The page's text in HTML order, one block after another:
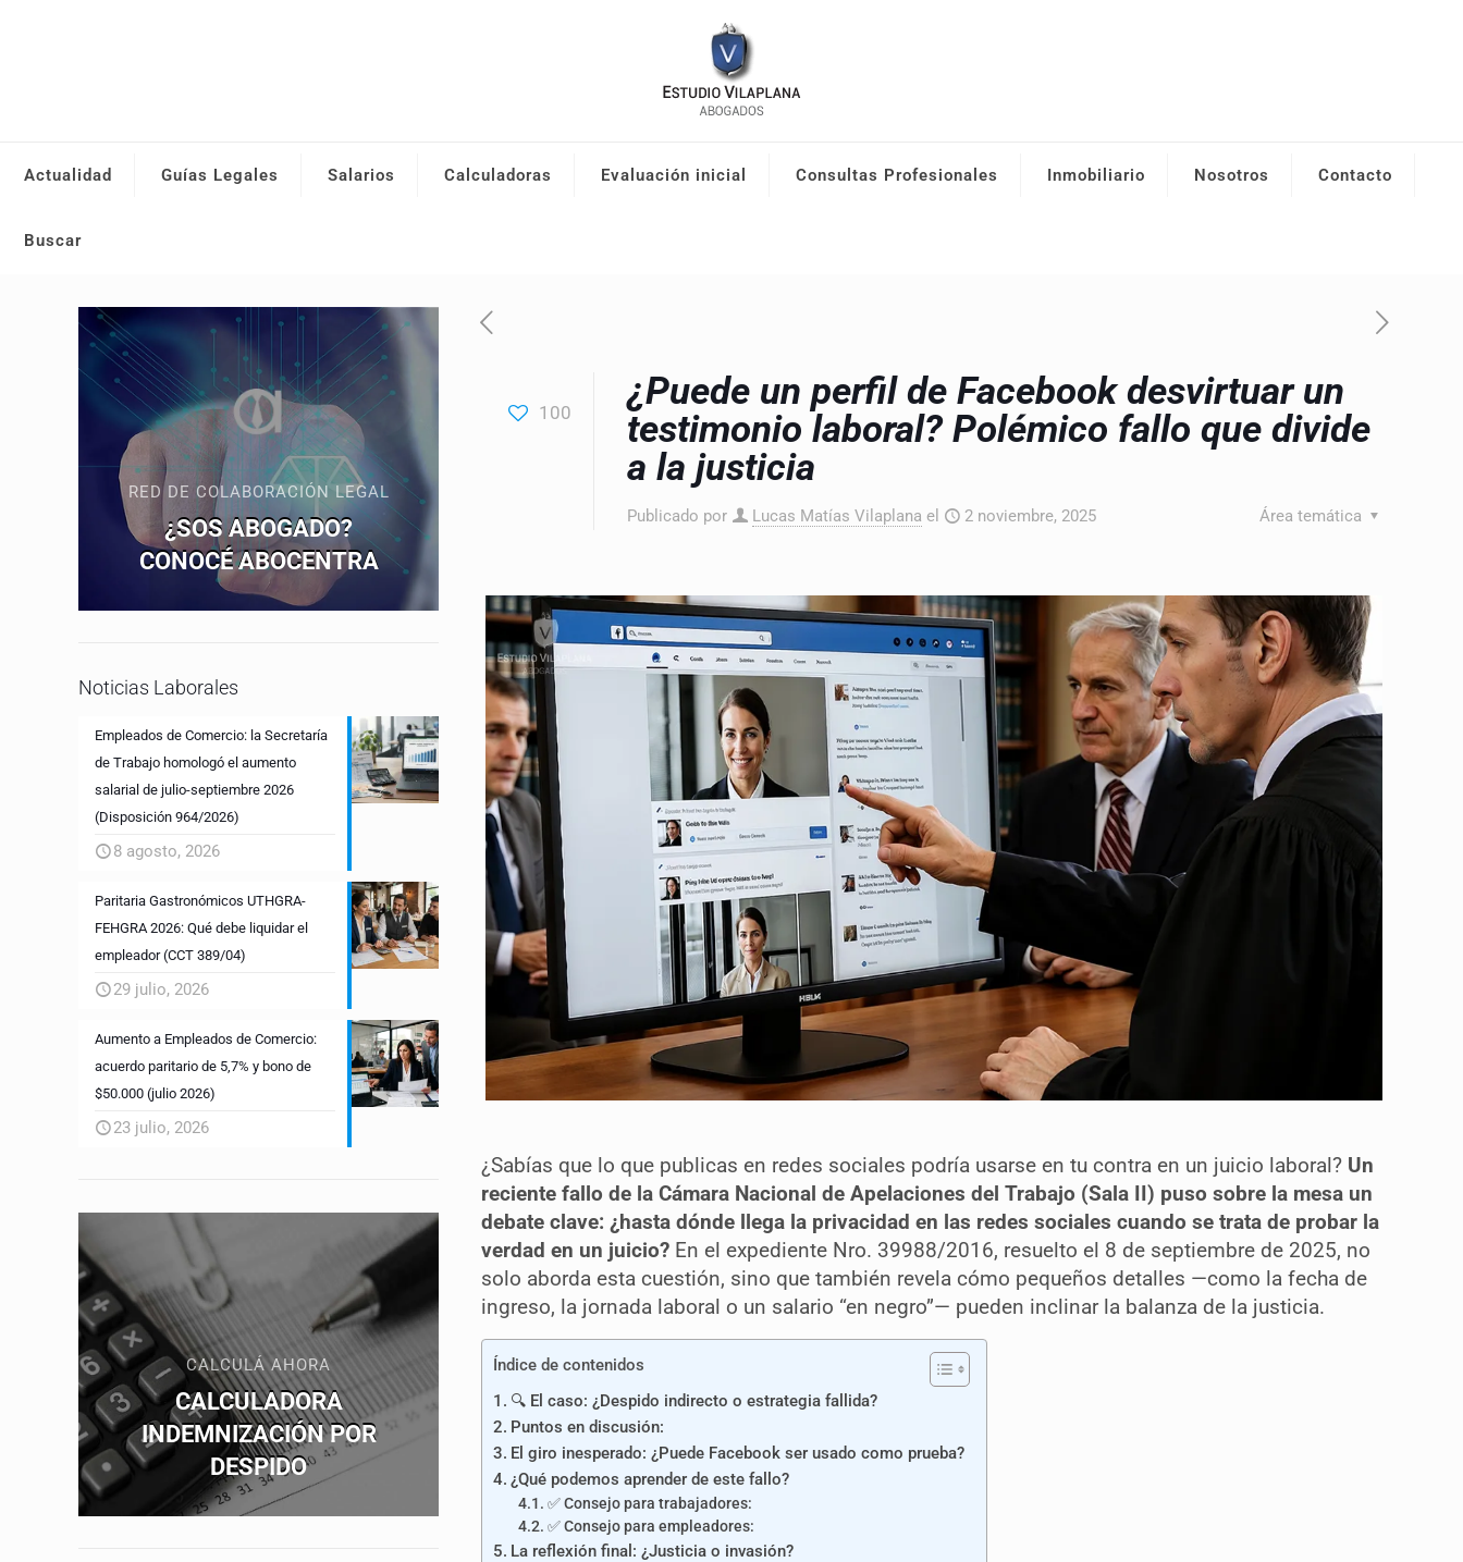
Actualidad Guías Legales Salarios Calculadoras Evaluación inicial Consultas Profesionales Inmobiliario Nosotros Contacto
Buscar
100
¿Puede un perfil de Facebook desvirtuar un
testimonio laboral? Polémico fallo que divide
a la justicia
Publicado por Lucas Matías Vilaplana el 2 noviembre, 2025 Área temática
¿Sabías que lo que publicas en redes sociales podría usarse en tu contra en un juicio laboral? Un
reciente fallo de la Cámara Nacional de Apelaciones del Trabajo (Sala II) puso sobre la mesa un
debate clave: ¿hasta dónde llega la privacidad en las redes sociales cuando se trata de probar la
verdad en un juicio? En el expediente Nro. 39988/2016, resuelto el 8 de septiembre de 2025, no
solo aborda esta cuestión, sino que también revela cómo pequeños detalles —como la fecha de
ingreso, la jornada laboral o un salario “en negro”— pueden inclinar la balanza de la justicia.
Índice de contenidos
🔍 El caso: ¿Despido indirecto o estrategia fallida?
Puntos en discusión:
El giro inesperado: ¿Puede Facebook ser usado como prueba?
¿Qué podemos aprender de este fallo?
✅ Consejo para trabajadores:
✅ Consejo para empleadores:
La reflexión final: ¿Justicia o invasión?
RED DE COLABORACIÓN LEGAL
¿SOS ABOGADO?
CONOCÉ ABOCENTRA
Noticias Laborales
Empleados de Comercio: la Secretaría
de Trabajo homologó el aumento
salarial de julio-septiembre 2026
(Disposición 964/2026)
8 agosto, 2026
Paritaria Gastronómicos UTHGRA-
FEHGRA 2026: Qué debe liquidar el
empleador (CCT 389/04)
29 julio, 2026
Aumento a Empleados de Comercio:
acuerdo paritario de 5,7% y bono de
$50.000 (julio 2026)
23 julio, 2026
CALCULÁ AHORA
CALCULADORA
INDEMNIZACIÓN POR
DESPIDO